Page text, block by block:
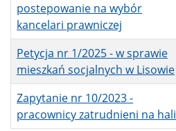
postepowanie na wybór
kancelari prawniczej
Petycja nr 1/2025 - w sprawie
mieszkań socjalnych w Lisowie
Zapytanie nr 10/2023 -
pracownicy zatrudnieni na hali